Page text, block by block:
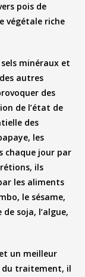
pois de
végétale riche
minéraux et
autres
des
de l’état de
des
les
chaque jour par
ils
les aliments
le sésame,
soja, l’algue,
un meilleur
du traitement, il